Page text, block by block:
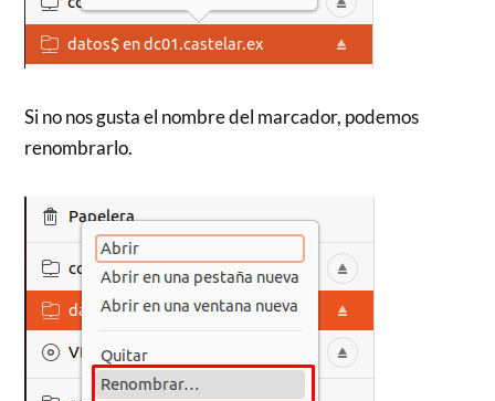
Si no nos gusta el nombre del marcador, podemos
renombrarlo.